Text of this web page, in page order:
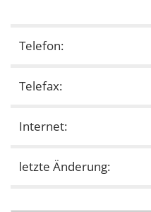
Telefon:
Telefax:
Internet:
letzte Änderung: